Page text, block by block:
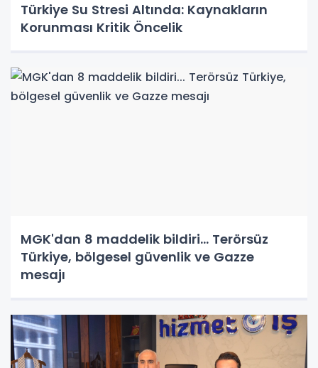
Türkiye Su Stresi Altında: Kaynakların
Korunması Kritik Öncelik
MGK'dan 8 maddelik bildiri... Terörsüz
Türkiye, bölgesel güvenlik ve Gazze
mesajı